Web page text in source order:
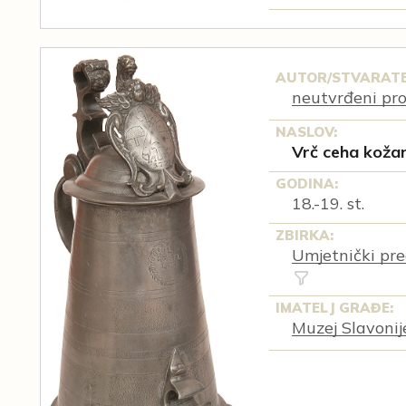
AUTOR/
neutvrđeni
NASLOV:
Vrč ceha
GODINA:
18.-19. st.
ZBIRKA:
Umjetnički
IMATELJ GRAĐE:
Muzej